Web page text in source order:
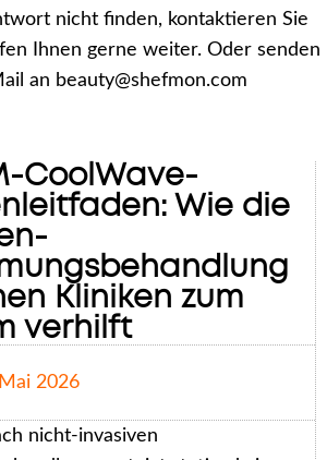
nicht finden, kontaktieren Sie
Ihnen gerne weiter. Oder senden
an beauty@shefmon.com
CoolWave-
Wie die
Kliniken zum
verhilft
2026
nicht-invasiven